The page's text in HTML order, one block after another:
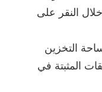
النقر على
التخزين
المثبتة في